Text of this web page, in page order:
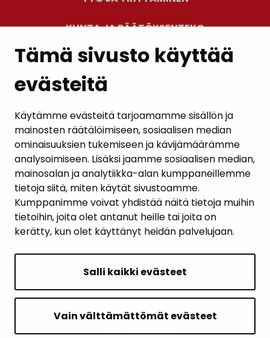
Tämä sivusto käyttää
evästeitä
Käytämme evästeitä tarjoamamme sisällön ja
mainosten räätälöimiseen, sosiaalisen median
ominaisuuksien tukemiseen ja kävijämäärämme
analysoimiseen. Lisäksi jaamme sosiaalisen median,
mainosalan ja analytiikka-alan kumppaneillemme
tietoja siitä, miten käytät sivustoamme.
Kumppanimme voivat yhdistää näitä tietoja muihin
tietoihin, joita olet antanut heille tai joita on
kerätty, kun olet käyttänyt heidän palvelujaan.
Salli kaikki evästeet
Vain välttämättömät evästeet
KUNTA JA PÄÄTÖKSENTEKO
AJANKOHTAISET
YHTEYSTIEDOT
KARTTAPALVELU
SIVUN ALKUUN
Intranet
Saavutettavuusseloste
Ilmoituskanava